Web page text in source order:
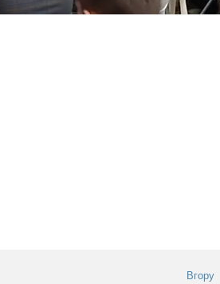
Вгору